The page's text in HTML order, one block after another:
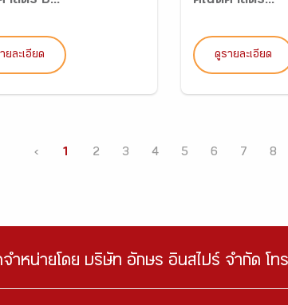
ยละเอียด ดูรายละเอียด
‹ 1 2 3 4 5 6 7 8
ำหน่ายโดย บริษัท อักษร อินสไปร์ จำกัด โ